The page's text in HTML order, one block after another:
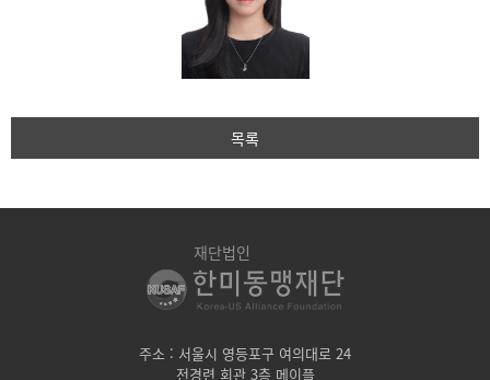
목록
재단법인
주소 : 서울시 영등포구 여의대로 24
전경련 회관 3층 메이플